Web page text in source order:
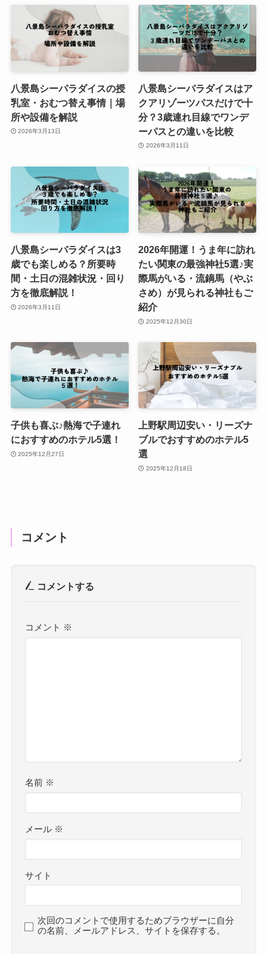
八景島シーパラダイスの授
乳室・おむつ替え事情｜場
所や設備を解説
2026年3月13日
八景島シーパラダイスはア
クアリゾーツパスだけで十
分？3歳連れ目線でワンデ
ーパスとの違いを比較
2026年3月11日
八景島シーパラダイスは3
歳でも楽しめる？所要時
間・土日の混雑状況・回り
方を徹底解説！
2026年3月11日
2026年開運！うま年に訪れ
たい関東の最強神社5選♪実
際馬がいる・流鏑馬（やぶ
さめ）が見られる神社もご
紹介
2025年12月30日
子供も喜ぶ♪熱海で子連れ
におすすめのホテル5選！
2025年12月27日
上野駅周辺安い・リーズナ
ブルでおすすめのホテル5
選
2025年12月18日
コメント
コメントする
コメント ※
名前 ※
メール ※
サイト
次回のコメントで使用するためブラウザーに自分
の名前、メールアドレス、サイトを保存する。